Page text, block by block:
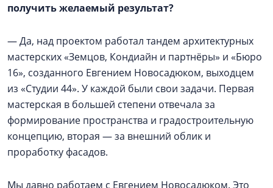
получить желаемый результат?
— Да, над проектом работал тандем архитектурных
мастерских «Земцов, Кондиайн и партнёры» и «Бюро
16», созданного Евгением Новосадюком, выходцем
из «Студии 44». У каждой были свои задачи. Первая
мастерская в большей степени отвечала за
формирование пространства и градостроительную
концепцию, вторая — за внешний облик и
проработку фасадов.
Мы давно работаем с Евгением Новосадюком. Это